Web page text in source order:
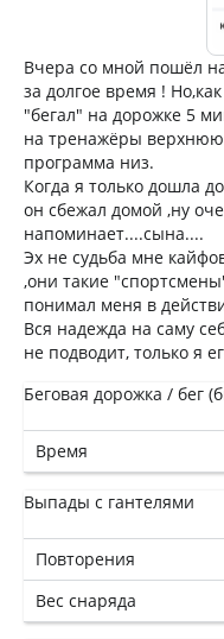
Вчера со мной пошёл
за долгое время !
"бегал" на дорожке 5
на тренажёры верхнюю
программа низ.
Когда я только дошла
он сбежал домой ,ну
напоминает....сына....
Эх не судьба мне
,они такие
понимал меня в
Вся надежда на саму
не подводит, только я
Беговая дорожка / бег
Время
Выпады с гантелями
Повторения
Вес снаряда